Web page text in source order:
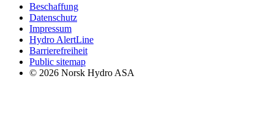
Beschaffung
Datenschutz
Impressum
Hydro AlertLine
Barrierefreiheit
Public sitemap
© 2026 Norsk Hydro ASA